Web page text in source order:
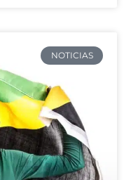
NOTICIAS